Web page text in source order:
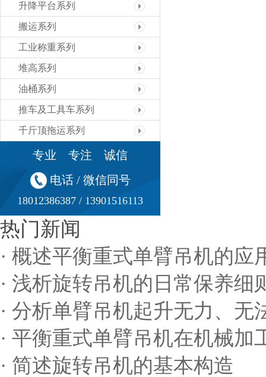
升降平台系列
搬运系列
工业称重系列
堆高系列
油桶系列
推车及工具车系列
千斤顶拖运系列
专业 专注 诚信
电话 / 微信同号
18012386387 / 13901516113
热门新闻
· 概述平衡重式单臂吊机的应
· 浅析旋转吊机的日常保养细
· 分析单臂吊机起升无力、
· 平衡重式单臂吊机在机械加
· 简述旋转吊机的基本构造